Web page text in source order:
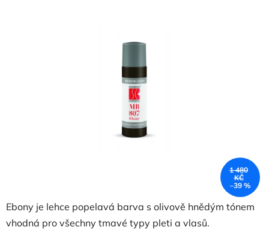
Ebony je lehce popelavá barva s olivově hnědým tónem
vhodná pro všechny tmavé typy pleti a vlasů.
1 480
KČ
–39 %